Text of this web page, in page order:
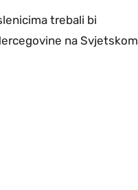
trebali bi
na Svjetskom